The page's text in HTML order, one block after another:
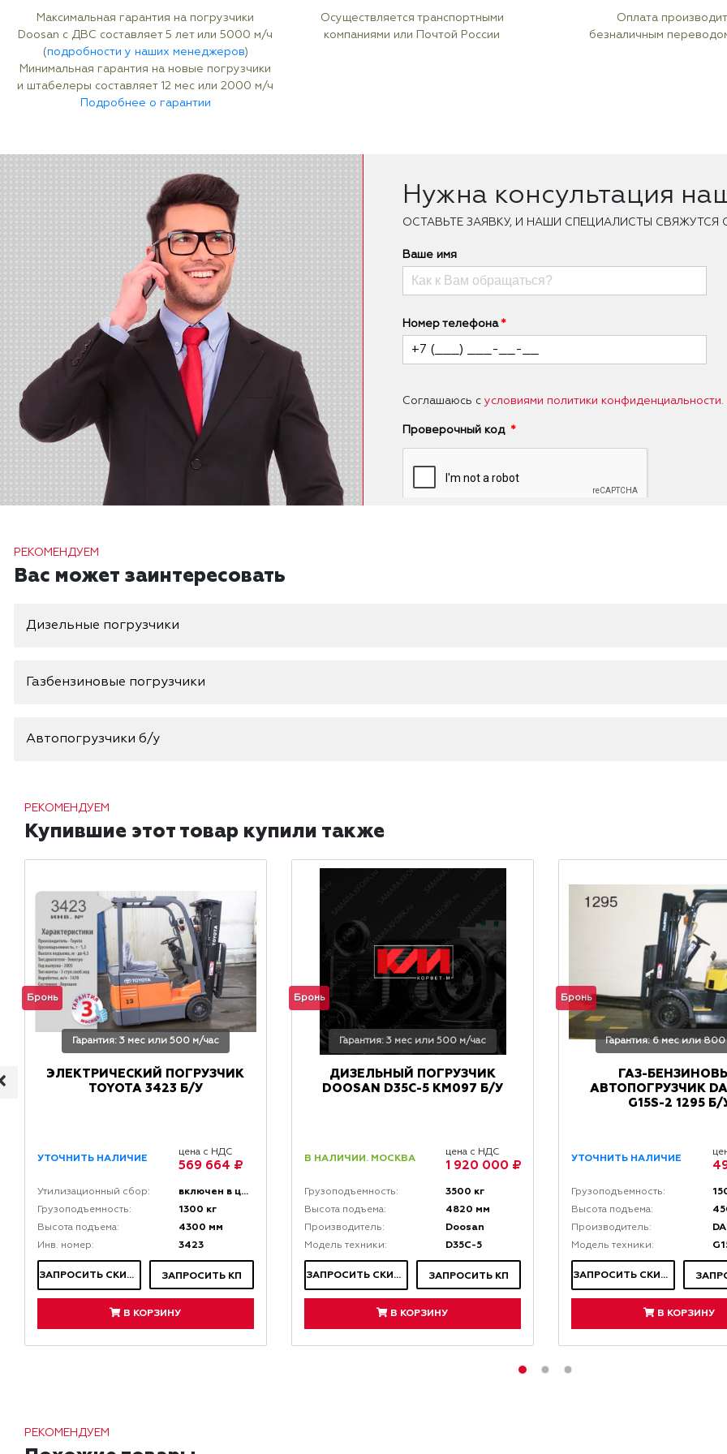
Максимальная гарантия на погрузчики
Doosan с ДВС составляет 5 лет или 5000 м/ч
(подробности у наших менеджеров)
Минимальная гарантия на новые погрузчики
и штабелеры составляет 12 мес или 2000 м/ч
Подробнее о гарантии
Осуществляется транспортными
компаниями или Почтой России
Оплата
безналичным
Нужна консультация
ОCТАВЬТЕ ЗАЯВКУ, И НАШИ СПЕЦИАЛИСТЫ
Ваше имя
Номер телефона
Соглашаюсь с условиями политики конфиденциальности.
Проверочный код
РЕКОМЕНДУЕМ
Вас может заинтересовать
Дизельные погрузчики
Газбензиновые погрузчики
Автопогрузчики б/у
РЕКОМЕНДУЕМ
Купившие этот товар купили также
Бронь
Гарантия: 3 мес или 500 м/час
ЭЛЕКТРИЧЕСКИЙ ПОГРУЗЧИК
TOYOTA 3423 Б/У
УТОЧНИТЬ НАЛИЧИЕ
цена с НДС
569 664 ₽
Утилизационный сбор: включен в цену
Грузоподъемность: 1300 кг
Высота подъема: 4300 мм
Инв. номер: 3423
ЗАПРОСИТЬ СКИДКУ ЗАПРОСИТЬ КП
В КОРЗИНУ
Бронь
Гарантия: 3 мес или 500 м/час
ДИЗЕЛЬНЫЙ ПОГРУЗЧИК
DOOSAN D35C-5 КМ097 Б/У
В НАЛИЧИИ. МОСКВА
цена с НДС
1 920 000 ₽
Грузоподъемность: 3500 кг
Высота подъема: 4820 мм
Производитель: Doosan
Модель техники: D35C-5
ЗАПРОСИТЬ СКИДКУ ЗАПРОСИТЬ КП
В КОРЗИНУ
Бронь
Гарантия: 6 мес или 800
ГАЗ-
АВТОПОГРУЗЧИК
G15S-2 1295 Б/
УТОЧНИТЬ НАЛИЧИЕ
Грузоподъемность:
Высота подъема:
Производитель:
Модель техники:
ЗАПРОСИТЬ СКИДКУ
В КОРЗИНУ
РЕКОМЕНДУЕМ